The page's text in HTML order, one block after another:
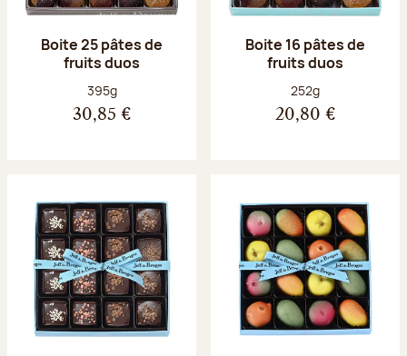
Boite 25 pâtes de
fruits duos
Poids net :
395g
30,85 €
Boite 16 pâtes de
fruits duos
Poids net :
252g
20,80 €